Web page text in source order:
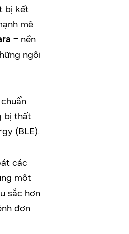
bị kết
mẽ
– nền
ngôi
bị thất
(BLE).
các
một
sắc hơn
đơn